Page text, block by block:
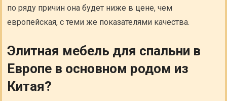
по ряду причин она будет ниже в цене, чем
европейская, с теми же показателями качества.
Элитная мебель для спальни в
Европе в основном родом из
Китая?